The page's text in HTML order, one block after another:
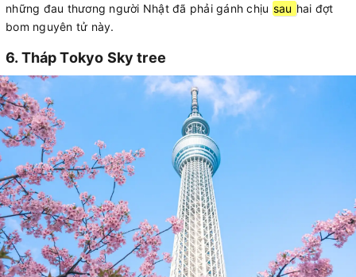
những đau thương người Nhật đã phải gánh chịu sau hai đợt
bom nguyên tử này.
6. Tháp Tokyo Sky tree